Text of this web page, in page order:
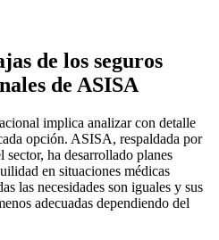
de los seguros
de ASISA
implica analizar con detalle
opción. ASISA, respaldada por
ha desarrollado planes
en situaciones médicas
las necesidades son iguales y sus
adecuadas dependiendo del